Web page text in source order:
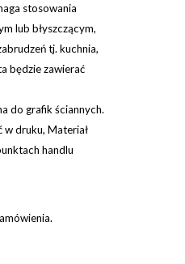
stosowania
lub błyszczącym,
tj. kuchnia,
będzie zawierać
do grafik ściannych.
druku, Materiał
handlu